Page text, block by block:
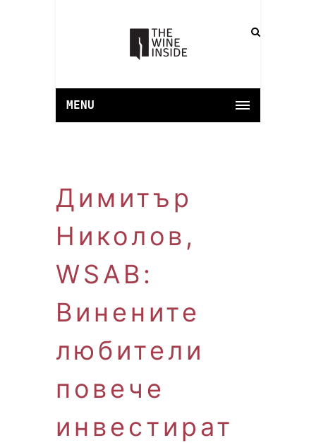
MENU
Димитър
Николов,
WSAB:
Винените
любители
повече
инвестират